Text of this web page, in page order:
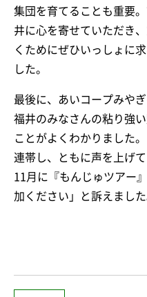
集団を育てることも重要
井に心を寄せていただき
くためにぜひいっしょに
した。
最後に、あいコープみや
福井のみなさんの粘り強
ことがよくわかりました
連帯し、ともに声を上げ
11月に『もんじゅツアー
加ください」と訴えました